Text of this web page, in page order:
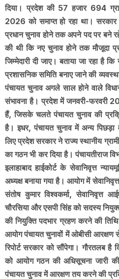
दिया। प्रदेश की 57 हजार 694
2026 को समाप्त हो रहा था।
प्रधान चुनाव होने तक अपने पद पर बने
की थी कि नए चुनाव होने तक मौजूदा
जिम्मेदारी दी जाए। बताया जा रहा है
प्रशासनिक समिति बनाए जाने की
पंचायत चुनाव अगले साल होने वाले
संभावना है। प्रदेश में जनवरी-फरवरी
हैं, जिसके चलते पंचायत चुनाव की
है। इधर, पंचायत चुनाव में अन्य
लिए प्रदेश सरकार ने राज्य स्थानीय
का गठन भी कर दिया है। पंचायतीराज
इलाहाबाद हाईकोर्ट के सेवानिवृत्त
अध्यक्ष बनाया गया है। आयोग में
संतोष कुमार विश्वकर्मा, सेवानिवृत्त
चौरसिया और एसपी सिंह को सदस्य
की नियुक्ति पदभार ग्रहण करने की
आयोग पंचायत चुनावों में ओबीसी
रिपोर्ट सरकार को सौंपेगा। गौरतलब
को आयोग गठन की अधिसूचना जारी
पंचायत चुनाव में आरक्षण तय करने की